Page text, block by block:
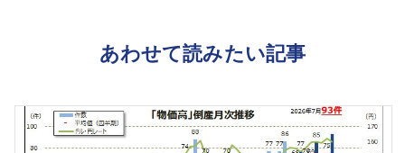
あわせて読みたい記事